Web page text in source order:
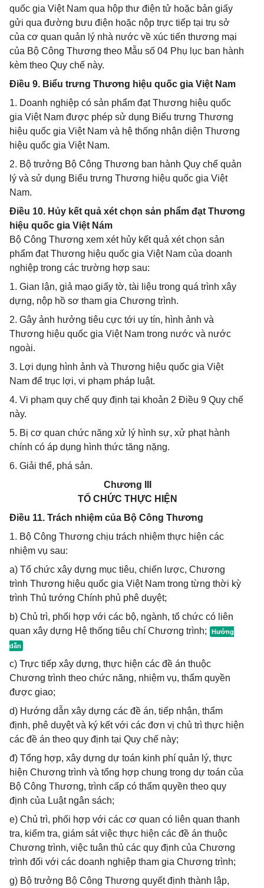
quốc gia Việt Nam qua hộp thư điện tử hoặc bản giấy
gửi qua đường bưu điện hoặc nộp trực tiếp tại trụ sở
của cơ quan quản lý nhà nước về xúc tiến thương mại
của Bộ Công Thương theo Mẫu số 04 Phụ lục ban hành
kèm theo Quy chế này.
Điều 9. Biểu trưng Thương hiệu quốc gia Việt Nam
1. Doanh nghiệp có sản phẩm đạt Thương hiệu quốc
gia Việt Nam được phép sử dụng Biểu trưng Thương
hiệu quốc gia Việt Nam và hệ thống nhận diện Thương
hiệu quốc gia Việt Nam.
2. Bộ trưởng Bộ Công Thương ban hành Quy chế quản
lý và sử dụng Biểu trưng Thương hiệu quốc gia Việt
Nam.
Điều 10. Hủy kết quả xét chọn sản phẩm đạt Thương
hiệu quốc gia Việt Nám
Bộ Công Thương xem xét hủy kết quả xét chọn sản
phẩm đạt Thương hiệu quốc gia Việt Nam của doanh
nghiệp trong các trường hợp sau:
1. Gian lận, giả mạo giấy tờ, tài liệu trong quá trình xây
dựng, nộp hồ sơ tham gia Chương trình.
2. Gây ảnh hưởng tiêu cực tới uy tín, hình ảnh và
Thương hiệu quốc gia Việt Nam trong nước và nước
ngoài.
3. Lợi dụng hình ảnh và Thương hiệu quốc gia Việt
Nam để trục lợi, vi phạm pháp luật.
4. Vi phạm quy chế quy định tại khoản 2 Điều 9 Quy chế
này.
5. Bị cơ quan chức năng xử lý hình sự, xử phạt hành
chính có áp dụng hình thức tăng nặng.
6. Giải thể, phá sản.
Chương III
TỔ CHỨC THỰC HIỆN
Điều 11. Trách nhiệm của Bộ Công Thương
1. Bộ Công Thương chịu trách nhiệm thực hiện các
nhiệm vụ sau:
a) Tổ chức xây dựng mục tiêu, chiến lược, Chương
trình Thương hiệu quốc gia Việt Nam trong từng thời kỳ
trình Thủ tướng Chính phủ phê duyệt;
b) Chủ trì, phối hợp với các bộ, ngành, tổ chức có liên
quan xây dựng Hệ thống tiêu chí Chương trình;
c) Trực tiếp xây dựng, thực hiện các đề án thuộc
Chương trình theo chức năng, nhiệm vụ, thẩm quyền
được giao;
d) Hướng dẫn xây dựng các đề án, tiếp nhận, thẩm
định, phê duyệt và ký kết với các đơn vị chủ trì thực hiện
các đề án theo quy định tại Quy chế này;
đ) Tổng hợp, xây dựng dự toán kinh phí quản lý, thực
hiện Chương trình và tổng hợp chung trong dự toán của
Bộ Công Thương, trình cấp có thẩm quyền theo quy
định của Luật ngân sách;
e) Chủ trì, phối hợp với các cơ quan có liên quan thanh
tra, kiểm tra, giám sát việc thực hiện các đề án thuộc
Chương trình, việc tuân thủ các quy định của Chương
trình đối với các doanh nghiệp tham gia Chương trình;
g) Bộ trưởng Bộ Công Thương quyết định thành lập,